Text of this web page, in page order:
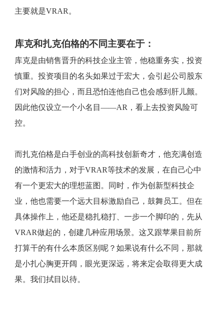
主要就是VRAR。
库克和扎克伯格的不同主要在于：
库克是由销售晋升的科技企业主管，他稳重务实，投资
慎重。投资项目的名头如果过于宏大，会引起公司股东
们对风险的担心，而且恐怕连他自己也会感到肝儿颤。
因此他仅设立一个小名目——AR，看上去投资风险可
控。
而扎克伯格是白手创业的高科技创新奇才，他充满创造
的激情和活力，对于VRAR等技术的发展，在自己心中
有一个更宏大的理想蓝图。同时，作为创新型科技企
业，他也需要一个远大目标激励自己，鼓舞员工。但在
具体操作上，他还是稳扎稳打、一步一个脚印的，先从
VRAR做起的，创建几种应用场景。这又跟苹果目前所
打算干的有什么本质区别呢？如果说有什么不同，那就
是小扎心胸更开阔，眼光更深远，将来定会取得更大成
果。我们拭目以待。